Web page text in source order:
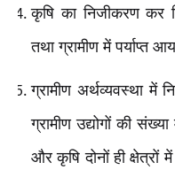
कृषि का निजीकरण कर
तथा ग्रामीण में पर्याप्त
ग्रामीण अर्थव्यवस्था में
ग्रामीण उद्योगों की
और कृषि दोनों ही क्षेत्रों